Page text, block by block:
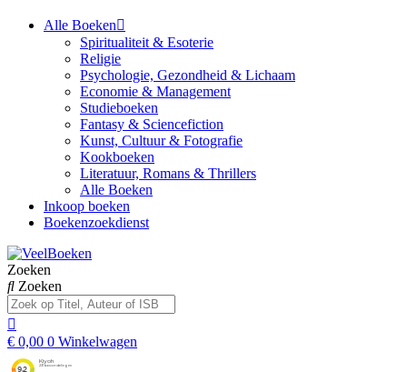
Alle Boeken
Spiritualiteit & Esoterie
Religie
Psychologie, Gezondheid & Lichaam
Economie & Management
Studieboeken
Fantasy & Sciencefiction
Kunst, Cultuur & Fotografie
Kookboeken
Literatuur, Romans & Thrillers
Alle Boeken
Inkoop boeken
Boekenzoekdienst
Zoeken
Zoeken
€ 0,00 0 Winkelwagen